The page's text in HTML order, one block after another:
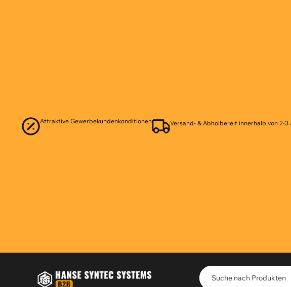
Attraktive Gewerbekundenkonditionen Versand- & Abholbereit innerhalb von 2-